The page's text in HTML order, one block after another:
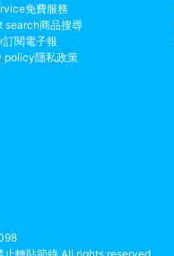
免費服務
search商品搜尋
訂閱電子報
policy隱私政策